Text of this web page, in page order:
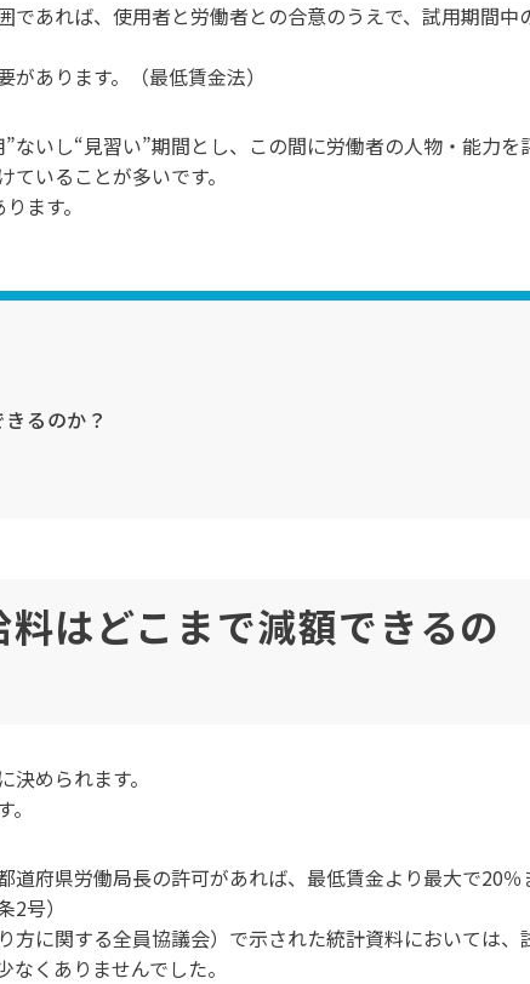
あれば、使用者と労働者との合意のうえで、試用期間中
あります。（最低賃金法）
いし“見習い”期間とし、この間に労働者の人物・能力を
いることが多いです。
ます。
るのか？
はどこまで減額できるの
められます。
府県労働局長の許可があれば、最低賃金より最大で20％
号）
方に関する全員協議会）で示された統計資料においては、
くありませんでした。